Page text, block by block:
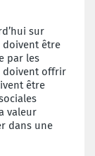
sur
doivent être
par les
doivent offrir
être
valeur
dans une